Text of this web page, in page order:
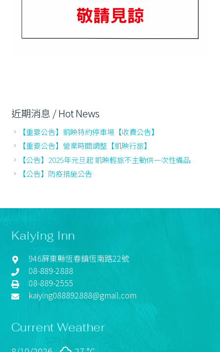
近期消息 / Hot News
【重要公告】凱映特約停車場【收費公告】
【重要公告】營業時間調整【凱映行旅】
【公告】2025年元旦起 凱映輕旅不主動供一次性備品
【公告】防疫措施公告
Kaiying Inn
946屏東縣恆春鎮恆南路22號
08-889-2888
08-889-2555
kaiying088892888@gmail.com
Current Weather